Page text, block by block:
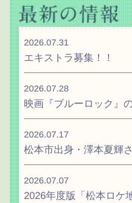
2026.07.31
エキストラ募集！！
2026.07.28
映画『ブルーロック』
2026.07.17
松本市出身・澤本夏輝
2026.07.07
2026年度版「松本ロケ